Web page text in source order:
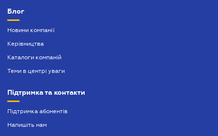
Блог
Новини компанії
Керівництва
Каталоги компаній
Теми в центрі уваги
Підтримка та контакти
Підтримка абонентів
Напишіть нам